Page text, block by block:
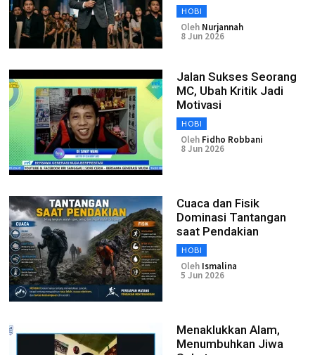
HOBI
Oleh Nurjannah
8 Jun 2026
Jalan Sukses Seorang
MC, Ubah Kritik Jadi
Motivasi
HOBI
Oleh Fidho Robbani
8 Jun 2026
Cuaca dan Fisik
Dominasi Tantangan
saat Pendakian
HOBI
Oleh Ismalina
5 Jun 2026
Menaklukkan Alam,
Menumbuhkan Jiwa